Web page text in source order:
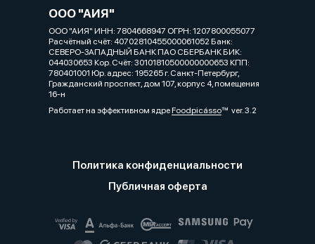
ООО "АИЯ"
ООО "АИЯ" ИНН: 7804668947 ОГРН: 1207800055077
Расчётный счёт: 40702810455000061052 Банк:
СЕВЕРО-ЗАПАДНЫЙ БАНК ПАО СБЕРБАНК БИК:
044030653 Кор. Cчёт: 30101810500000000653 КПП:
780401001 Юр. адрес: 195265 г. Санкт-Петербург,
Гражданский проспект, дом 107, корпус 4, помещения
16-н
Работает на эффективном ядреFoodpicássover. 3.2
Политика конфиденциальности
Публичная оферта